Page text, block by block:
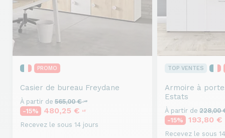
PROMO
Casier de bureau Freydane
À partir de 565,00 €HT
-15% 480,25 € HT
Recevez le sous 14 jours
TOP VENTES
Armoire à
Estats
À partir de 228,00
-15%
193,80 €
Recevez le sous